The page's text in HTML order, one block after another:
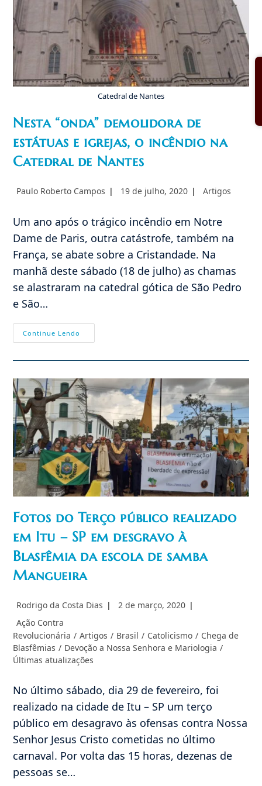
Não
Sabe?
Catedral de Nantes
Nesta “onda” demolidora de
estátuas e igrejas, o incêndio na
Catedral de Nantes
Autor
Paulo Roberto Campos
Post
19 de julho, 2020
Categoria
Artigos
Um ano após o trágico incêndio em Notre
Dame de Paris, outra catástrofe, também na
França, se abate sobre a Cristandade. Na
manhã deste sábado (18 de julho) as chamas
se alastraram na catedral gótica de São Pedro
e São…
Continue Lendo
“onda”
De
Igrejas,
O
Incêndio
Na
Catedral
De
Nantes
Fotos do Terço público realizado
em Itu – SP em desgravo à
Blasfêmia da escola de samba
Mangueira
Autor
post:
Rodrigo da Costa Dias
Post
2 de março, 2020
Categoria
do
post:
Ação Contra
Revolucionária / Artigos / Brasil / Catolicismo / Chega de
Blasfêmias / Devoção a Nossa Senhora e Mariologia /
Últimas atualizações
No último sábado, dia 29 de fevereiro, foi
realizado na cidade de Itu – SP um terço
público em desagravo às ofensas contra Nossa
Senhor Jesus Cristo cometidas no último
carnaval. Por volta das 15 horas, dezenas de
pessoas se…